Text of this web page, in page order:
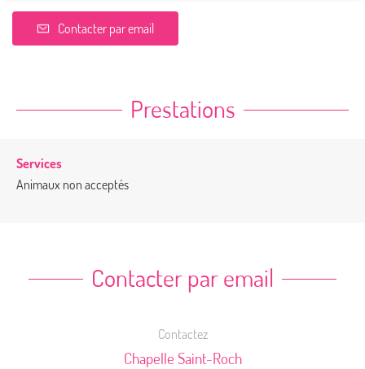
Contacter par email
Prestations
Services
Animaux non acceptés
Contacter par email
Contactez
Chapelle Saint-Roch